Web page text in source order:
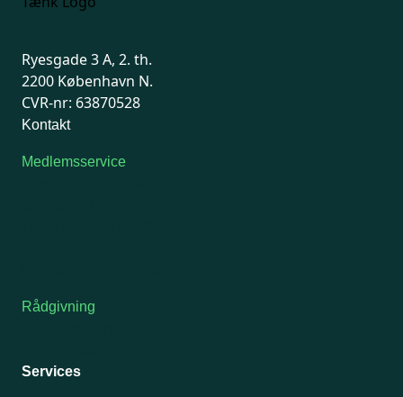
Ryesgade 3 A, 2. th.
2200 København N.
CVR-nr: 63870528
Kontakt
Medlemsservice
Rådgivning
Services